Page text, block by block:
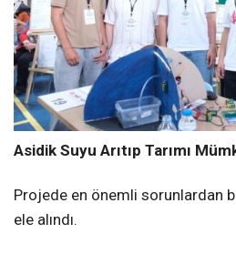
Asidik Suyu Arıtıp Tarımı
Projede en önemli sorunlardan
ele alındı.